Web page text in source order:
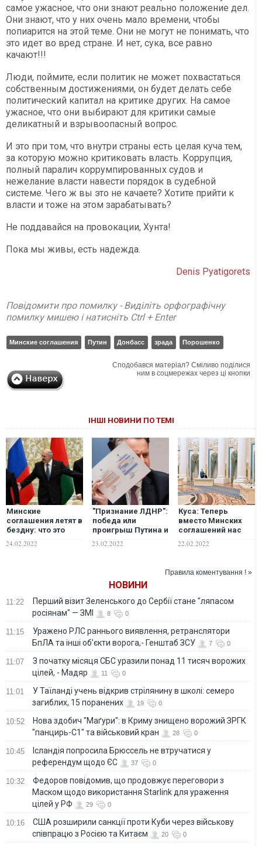
самое ужасное, что они знают реально положение дел.
Они знают, что у них очень мало времени, чтобы
попиарится на этой теме. Они не могут не понимать, что
это идет во вред стране. И нет, сука, все равно
качают!!!
Люди, поймите, если политик не может похвастаться
собственным достижениями, он будет делать себе
политический капитал на критике других. На самое
ужасное, что они выбирают для критики самые
деликатный и взрывоопасный вопрос.
И это при том, что внутри страны есть целая куча тем,
за которую можно критиковать власть. Коррупция,
полный паралич коррумпированных судов и
нежелание власти навести порядок в судебной
системе. Чего ж вы это не качаете? Хотите прийти к
власти и тоже на этом зарабатывать?
Не поддавайся на провокации, Хунта!
Пока мы живы, есть надежда.
Denis Pyatigorets
Повідомити про помилку - Виділіть орфографічну
помилку мишею і натисніть Ctrl + Enter
Минские соглашения Путин Донбасс зрада Порошенко
Сподобався матеріал? Сміливо поділися
ним в соцмережах через ці кнопки
ІНШІ НОВИНИ ПО ТЕМІ
Минские
соглашения летят в
бездну: что это
Украины — BBC
24.02.2022
"Признание ЛДНР":
победа или
проигрыш Путина и
для Украины?
23.02.2022
Куса: Теперь
вместо Минских
соглашений нас
"независимые"
22.02.2022
Правила коментування ! »
НОВИНИ
11:22
Перший візит Зеленського до Сербії стане "ляпасом
росіянам" — ЗМІ
8 0
11:15
Уражено РЛС раннього виявлення, ретранслятори
БпЛА та інші об'єкти ворога,- Генштаб ЗСУ
7 0
11:07
З початку місяця СБС уразили понад 11 тисяч ворожих
цілей, - Мадяр
11 0
11:01
У Таїланді учень відкрив стрілянину в школі: семеро
загиблих, 15 поранених
19 0
10:52
Нова здобич "Маґури": в Криму знищено ворожий ЗРГК
"панцирь-С1" та військовий кран
28 0
10:45
Ісландія попросила Брюссель не втручатися у
референдум щодо ЄС
37 0
10:32
Федоров повідомив, що продовжує переговори з
Маском щодо використання Starlink для ураження
цілей у РФ
29 0
10:16
США розширили санкції проти Куби через військову
співпрацю з Росією та Китаєм
20 0